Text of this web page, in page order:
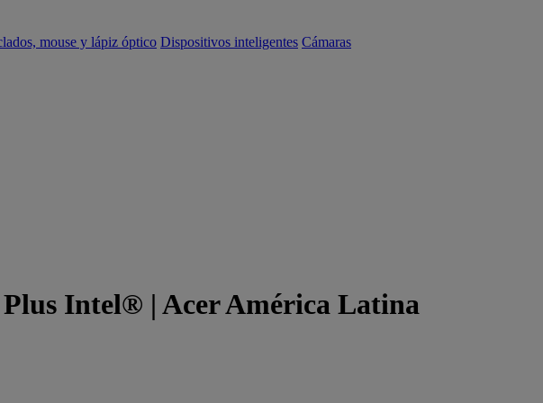
mouse y lápiz óptico Dispositivos inteligentes Cámaras
Intel® | Acer América Latina